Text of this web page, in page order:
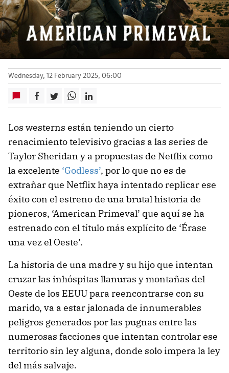
Wednesday, 12 February 2025, 06:00
Los westerns están teniendo un cierto
renacimiento televisivo gracias a las series de
Taylor Sheridan y a propuestas de Netflix como
la excelente ‘Godless’, por lo que no es de
extrañar que Netflix haya intentado replicar ese
éxito con el estreno de una brutal historia de
pioneros, ‘American Primeval’ que aquí se ha
estrenado con el título más explícito de ‘Érase
una vez el Oeste’.
La historia de una madre y su hijo que intentan
cruzar las inhóspitas llanuras y montañas del
Oeste de los EEUU para reencontrarse con su
marido, va a estar jalonada de innumerables
peligros generados por las pugnas entre las
numerosas facciones que intentan controlar ese
territorio sin ley alguna, donde solo impera la ley
del más salvaje.